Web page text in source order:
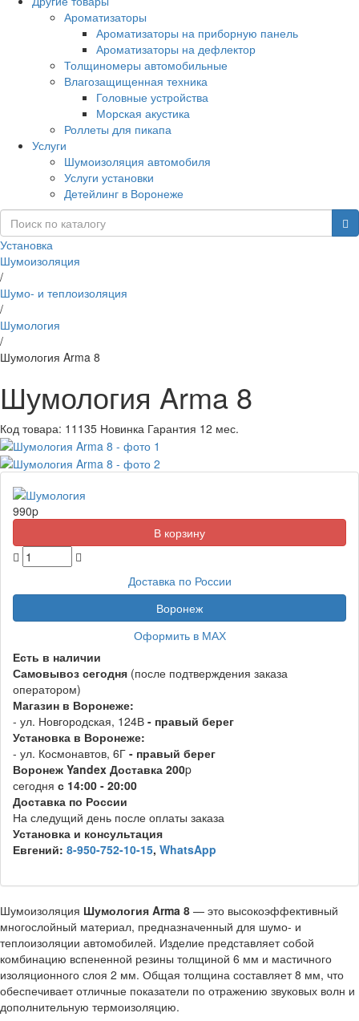
Ароматизаторы
Ароматизаторы на приборную панель
Ароматизаторы на дефлектор
Толщиномеры автомобильные
Влагозащищенная техника
Головные устройства
Морская акустика
Роллеты для пикапа
Услуги
Шумоизоляция автомобиля
Услуги установки
Детейлинг в Воронеже
Установка
Шумоизоляция
/
Шумо- и теплоизоляция
/
Шумология
/
Шумология Arma 8
Шумология Arma 8
Код товара: 11135 Новинка Гарантия 12 мес.
990p
Доставка по России
Воронеж
Оформить в МАХ
Есть в наличии
Самовывоз сегодня (после подтверждения заказа
оператором)
Магазин в Воронеже:
- ул. Новгородская, 124В - правый берег
Установка в Воронеже:
- ул. Космонавтов, 6Г - правый берег
Воронеж Yandex Доставка 200p
сегодня с 14:00 - 20:00
Доставка по России
На следущий день после оплаты заказа
Установка и консультация
Евгений: 8-950-752-10-15, WhatsApp
Шумоизоляция Шумология Arma 8 — это высокоэффективный
многослойный материал, предназначенный для шумо- и
теплоизоляции автомобилей. Изделие представляет собой
комбинацию вспененной резины толщиной 6 мм и мастичного
изоляционного слоя 2 мм. Общая толщина составляет 8 мм, что
обеспечивает отличные показатели по отражению звуковых волн и
дополнительную термоизоляцию.